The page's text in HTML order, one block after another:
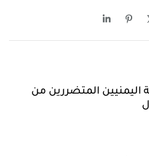
المتضررين من